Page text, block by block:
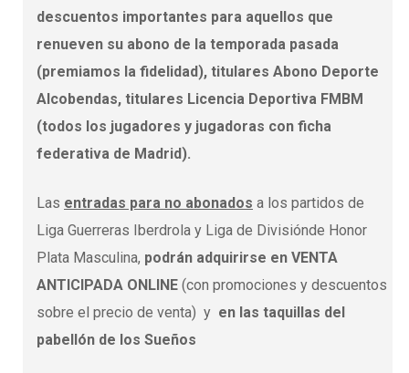
descuentos importantes para aquellos que
renueven su abono de la temporada pasada
(premiamos la fidelidad), titulares Abono Deporte
Alcobendas, titulares Licencia Deportiva FMBM
(todos los jugadores y jugadoras con ficha
federativa de Madrid).
Las entradas para no abonados a los partidos de
Liga Guerreras Iberdrola y Liga de Divisiónde Honor
Plata Masculina, podrán adquirirse en VENTA
ANTICIPADA ONLINE (con promociones y descuentos
sobre el precio de venta) y en las taquillas del
pabellón de los Sueños